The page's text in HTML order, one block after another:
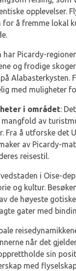
opplevelser.
for å fremme lokal
har Picardy-
og frodige
Alabasterkysten.
med muligheter
i området:
av
Fra å utforske det
av Picardy-
reisestil.
i Oise-
og kultur.
de høyeste
gater med
når det
sin
med